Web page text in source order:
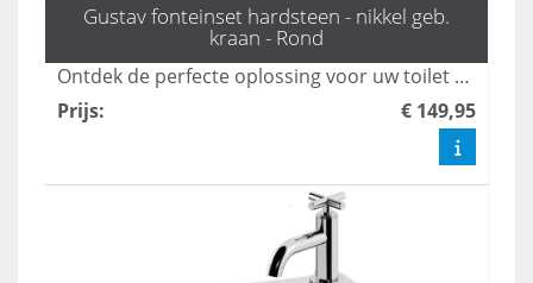
Gustav fonteinset hardsteen - nikkel geb.
kraan - Rond
Ontdek de perfecte oplossing voor uw toilet met de elegante fonteinset Gustav van L'aqua. Deze set, voorzien van een stijlvol geborsteld nikkel kraan en sifon, voegt niet alleen functionaliteit toe, maar ook een moderne uitstraling aan uw toilet. Bestel snel en transformeer uw ruimte met de mooiste toilet fonteintjes!
Prijs: € 149,95